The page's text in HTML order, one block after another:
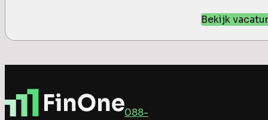
Bekijk
088-